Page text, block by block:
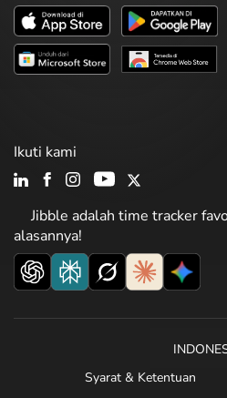
Jibble adalah time tracker
alasannya!
Ikuti kami
Syarat & Ketentuan